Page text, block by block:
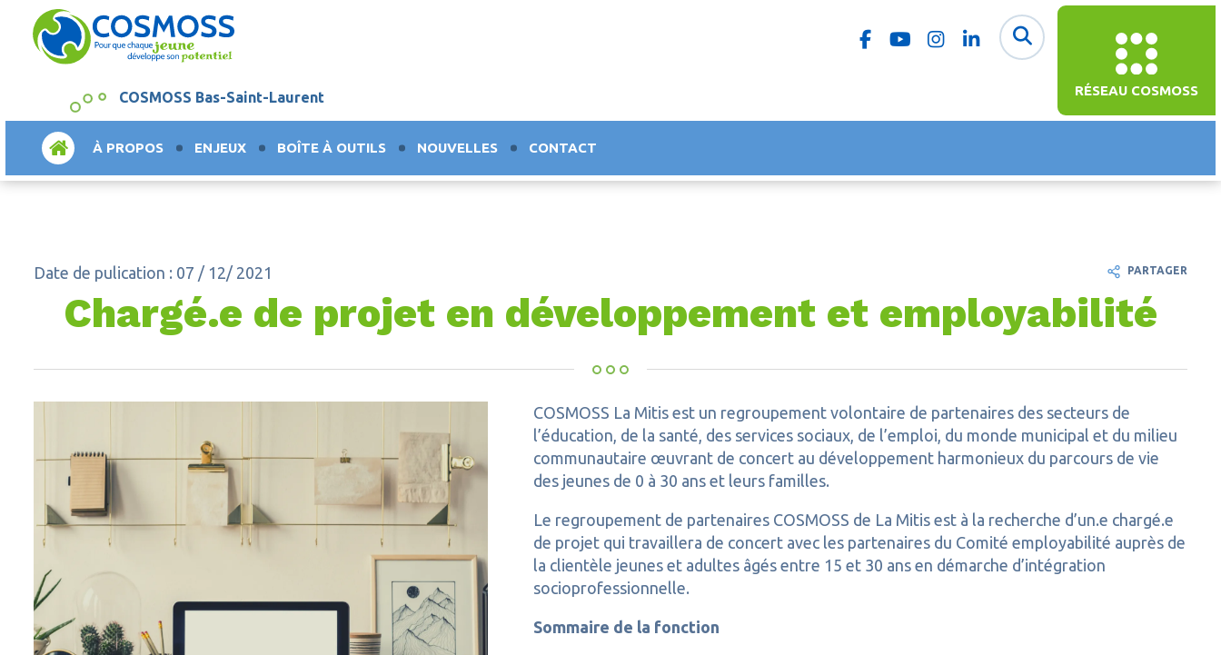
RÉSEAU COSMOSS
COSMOSS Bas-Saint-Laurent
ACCUEILÀ PROPOS ENJEUX BOÎTE À OUTILS NOUVELLES CONTACT
Date de pulication : 07 / 12/ 2021
Chargé.e de projet en développement et employabilité
COSMOSS La Mitis est un regroupement volontaire de partenaires des secteurs de
l’éducation, de la santé, des services sociaux, de l’emploi, du monde municipal et du milieu
communautaire œuvrant de concert au développement harmonieux du parcours de vie
des jeunes de 0 à 30 ans et leurs familles.
Le regroupement de partenaires COSMOSS de La Mitis est à la recherche d’un.e chargé.e
de projet qui travaillera de concert avec les partenaires du Comité employabilité auprès de
la clientèle jeunes et adultes âgés entre 15 et 30 ans en démarche d’intégration
socioprofessionnelle.
Sommaire de la fonction
PARTAGER